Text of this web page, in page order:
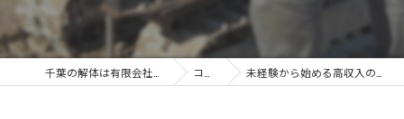
コラム 未経験から始める高収入の解体仕事